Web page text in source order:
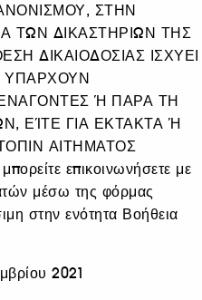
ΣΤΗΝ
ΤΩΝ ΔΙΚΑΣΤΗΡΙΩΝ ΤΗΣ
ΔΙΚΑΙΟΔΟΣΙΑΣ ΙΣΧΥΕΙ
ΥΠΑΡΧΟΥΝ
Ή ΠΑΡΑ ΤΗ
ΕΊΤΕ ΓΙΑ ΕΚΤΑΚΤΑ Ή
ΑΙΤΗΜΑΤΟΣ
επικοινωνήσετε με
μέσω της φόρμας
στην ενότητα Βοήθεια
2021